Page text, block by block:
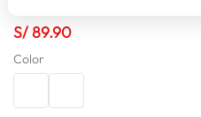
7. terrex
8. laptop
S/89.90
Color